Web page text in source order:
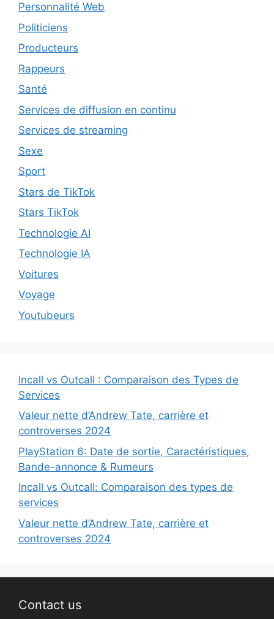
Personnalité Web
Politiciens
Producteurs
Rappeurs
Santé
Services de diffusion en continu
Services de streaming
Sexe
Sport
Stars de TikTok
Stars TikTok
Technologie AI
Technologie IA
Voitures
Voyage
Youtubeurs
Incall vs Outcall : Comparaison des Types de
Services
Valeur nette d’Andrew Tate, carrière et
controverses 2024
PlayStation 6: Date de sortie, Caractéristiques,
Bande-annonce & Rumeurs
Incall vs Outcall: Comparaison des types de
services
Valeur nette d’Andrew Tate, carrière et
controverses 2024
Contact us